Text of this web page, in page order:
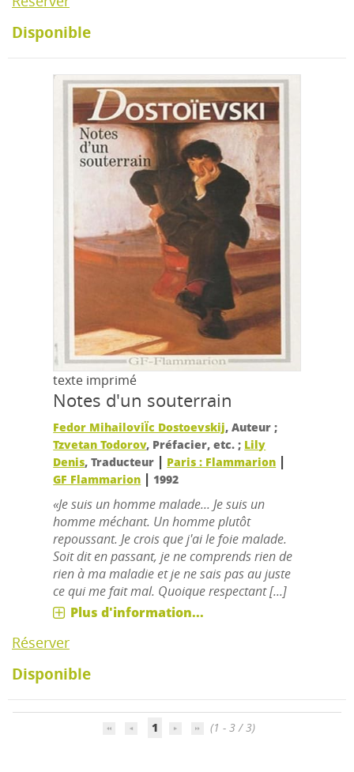
Disponible
texte imprimé
Notes d'un souterrain
Fedor MihailoviÏc Dostoevskij, Auteur ;
Tzvetan Todorov, Préfacier, etc. ; Lily
Denis, Traducteur | Paris : Flammarion |
GF Flammarion | 1992
«Je suis un homme malade... Je suis un
homme méchant. Un homme plutôt
repoussant. Je crois que j'ai le foie malade.
Soit dit en passant, je ne comprends rien de
rien à ma maladie et je ne sais pas au juste
ce qui me fait mal. Quoique respectant [...]
Plus d'information...
Réserver
Disponible
1 (1 - 3 / 3)